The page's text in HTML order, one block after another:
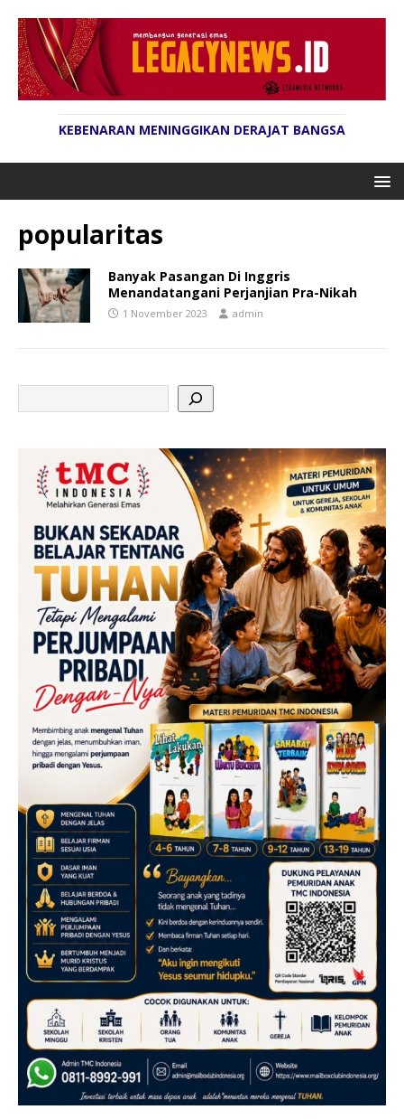
KEBENARAN MENINGGIKAN DERAJAT BANGSA
popularitas
Banyak Pasangan Di Inggris
Menandatangani Perjanjian Pra-Nikah
1 November 2023 admin